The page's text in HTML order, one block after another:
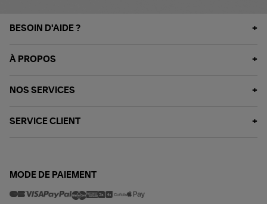
BESOIN D'AIDE ?
À PROPOS
NOS SERVICES
SERVICE CLIENT
MODE DE PAIEMENT